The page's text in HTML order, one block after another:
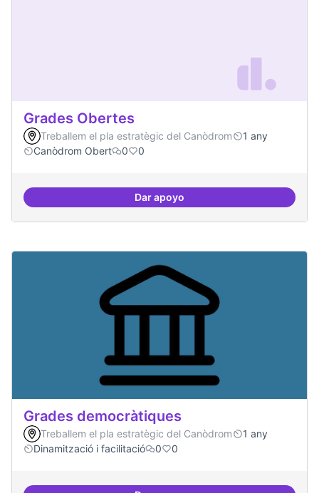
Grades Obertes
Treballem el pla estratègic del Canòdrom
1 any
Canòdrom Obert
0 0
Dar apoyoGrades Obertes
Grades democràtiques
Treballem el pla estratègic del Canòdrom
1 any
Dinamització i facilitació
0 0